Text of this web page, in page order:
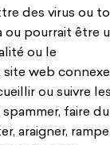
des virus ou
ou pourrait être
ou le
web
ou suivre
faire du
araigner,